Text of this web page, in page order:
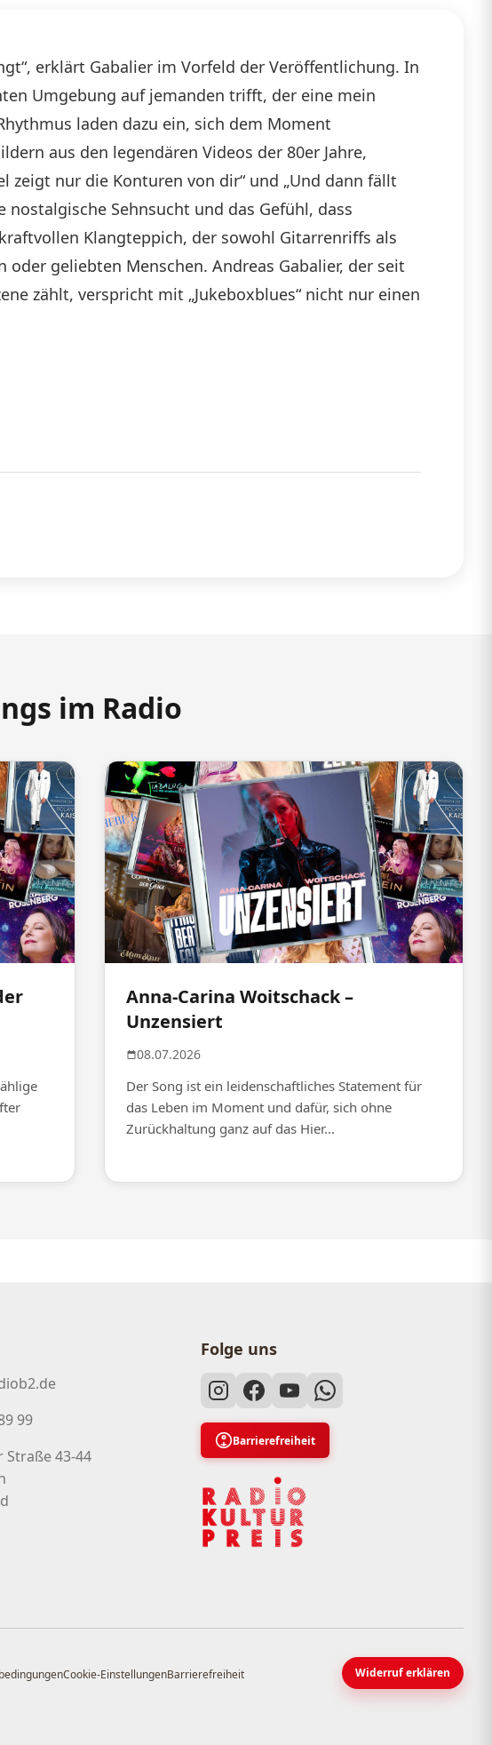
erklärt Gabalier im Vorfeld der Veröffentlichung. In
Umgebung auf jemanden trifft, der eine mein
laden dazu ein, sich dem Moment
aus den legendären Videos der 80er Jahre,
zeigt nur die Konturen von dir“ und „Und dann fällt
Sehnsucht und das Gefühl, dass
Klangteppich, der sowohl Gitarrenriffs als
geliebten Menschen. Andreas Gabalier, der seit
zählt, verspricht mit „Jukeboxblues“ nicht nur einen
im Radio
Anna-Carina Woitschack –
Unzensiert
08.07.2026
Der Song ist ein leidenschaftliches Statement für
das Leben im Moment und dafür, sich ohne
Zurückhaltung ganz auf das Hier...
99
Straße 43-44
Folge uns
Barrierefreiheit
Cookie-EinstellungenBarrierefreiheit Widerruf erklären